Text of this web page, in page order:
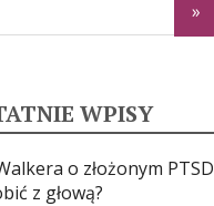
WPISY
o złożonym PTSD
z głową?